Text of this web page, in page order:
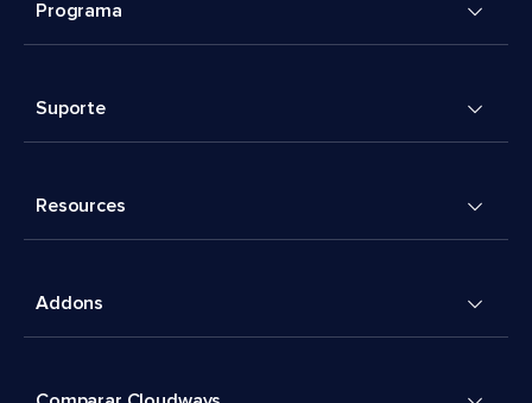
Programa
Suporte
Resources
Addons